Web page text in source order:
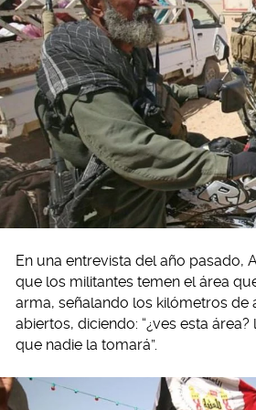
En una entrevista del año pasado,
que los militantes temen el área
arma, señalando los kilómetros de
abiertos, diciendo: “¿ves esta
que nadie la tomará”.